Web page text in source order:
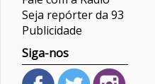
Seja repórter da 93
Publicidade
Siga-nos